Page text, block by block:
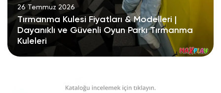
26 Temmuz 2026
Tırmanma Kulesi Fiyatları & Modelleri |
Dayanıklı ve Güvenli Oyun Parkı Tırmanma
Kuleleri